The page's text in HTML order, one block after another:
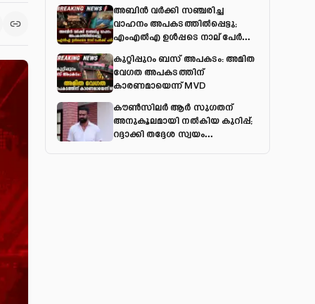
അബിന്‍ വര്‍ക്കി സഞ്ചരിച്ച
വാഹനം അപകടത്തില്‍പ്പെട്ടു;
എംഎല്‍എ ഉള്‍പ്പടെ നാല് പേര്‍ക്ക്
കുറ്റിപ്പുറം ബസ് അപകടം: അമിത
വേഗത അപകടത്തിന്
കാരണമായെന്ന് MVD
കൗൺസിലർ ആർ സുഗതന്
അനുകൂലമായി നല്‍കിയ കുറിപ്പ്;
റദ്ദാക്കി തദ്ദേശ സ്വയം